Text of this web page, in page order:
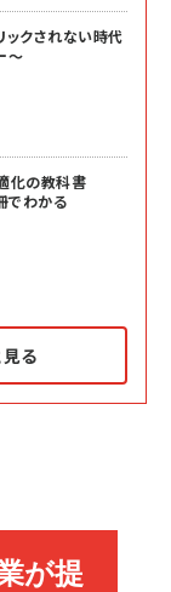
クされない時代
～
化の教科書
でわかる
る